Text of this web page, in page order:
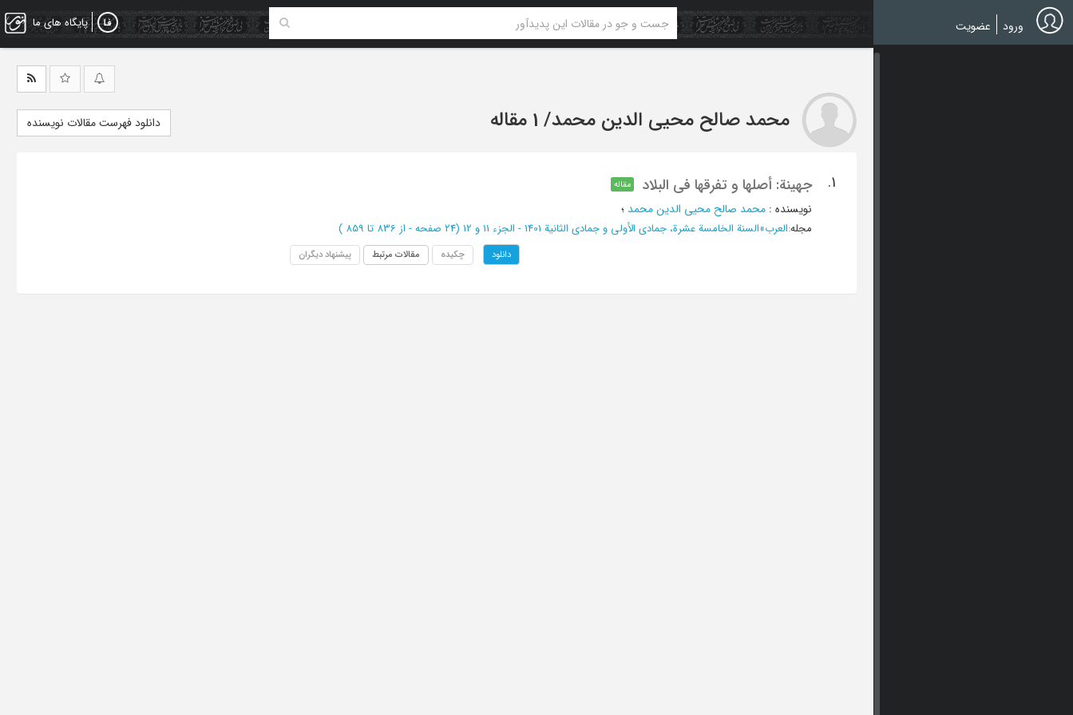
Skip
to
main
پایگاه های ما ورود عضویت
محمد صالح محیی الدین محمد/ 1 مقاله دانلود فهرست مقالات نویسنده
1. جهینة: أصلها و تفرقها فی البلاد مقاله
نویسنده : محمد صالح محیی الدین محمد ؛
مجله:العرب»السنة الخامسة عشرة، جمادی الأولی و جمادی الثانیة 1401 - الجزء 11 و 12 (‎24 صفحه - از 836 تا 859 )
دانلود چکیده مقالات مرتبط پیشنهاد دیگران